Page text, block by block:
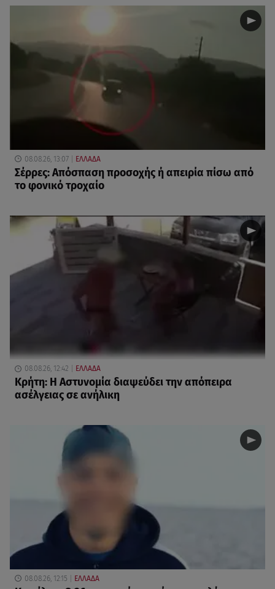
08.08.26, 13:07 ΕΛΛΑΔΑ
Σέρρες: Απόσπαση προσοχής ή απειρία πίσω από
το φονικό τροχαίο
08.08.26, 12:42 ΕΛΛΑΔΑ
Κρήτη: Η Αστυνομία διαψεύδει την απόπειρα
ασέλγειας σε ανήλικη
08.08.26, 12:15 ΕΛΛΑΔΑ